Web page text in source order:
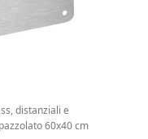
distanziali e
60x40 cm